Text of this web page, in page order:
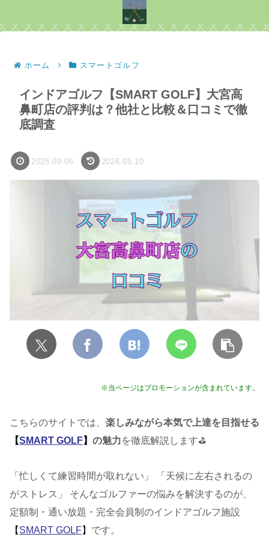
ホーム スマートゴルフ
インドアゴルフ【SMART GOLF】大宮高
鼻町店の評判は？他社と比較＆口コミで徹
底調査
2025.09.06 2026.05.10
※当ページはプロモーションが含まれています。
こちらのサイトでは、 楽しみながら本気で上達を目指せる
【SMART GOLF】 の魅力を徹底解説します⛳️
「忙しくて練習時間が取れない」 「天候に左右されるの
がストレス」 そんなゴルファーの悩みを解決するのが、
定額制・通い放題・完全会員制のインドアゴルフ施設
【 SMART GOLF】 です。